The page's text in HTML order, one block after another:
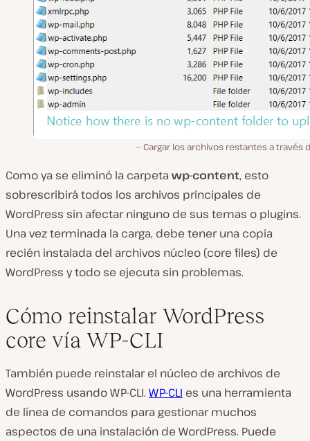
Cargar los archivos restantes a través
Como ya se eliminó la carpeta wp-content, esto
sobrescribirá todos los archivos principales de
WordPress sin afectar ninguno de sus temas o plugins.
Una vez terminada la carga, debe tener una copia
recién instalada del archivos núcleo (core files) de
WordPress y todo se ejecuta sin problemas.
Cómo reinstalar WordPress
core vía WP-CLI
También puede reinstalar el núcleo de archivos de
WordPress usando WP-CLI. WP-CLI es una herramienta
de línea de comandos para gestionar muchos
aspectos de una instalación de WordPress. Puede